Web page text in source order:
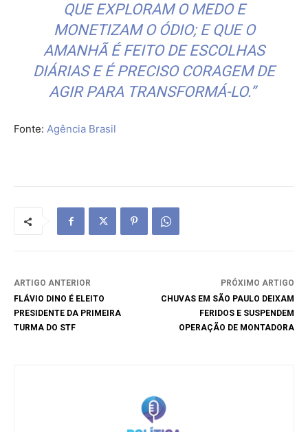
QUE EXPLORAM O MEDO E
MONETIZAM O ÓDIO; E QUE O
AMANHÃ É FEITO DE ESCOLHAS
DIÁRIAS E É PRECISO CORAGEM DE
AGIR PARA TRANSFORMÁ-LO.”
Fonte: Agência Brasil
ARTIGO ANTERIOR
FLÁVIO DINO É ELEITO
PRESIDENTE DA PRIMEIRA
TURMA DO STF
PRÓXIMO ARTIGO
CHUVAS EM SÃO PAULO DEIXAM
FERIDOS E SUSPENDEM
OPERAÇÃO DE MONTADORA